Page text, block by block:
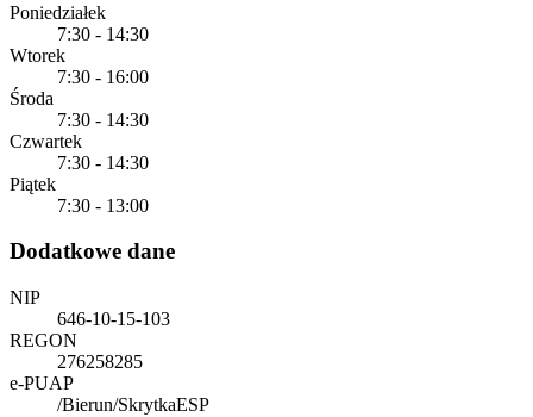
Poniedziałek
7:30 - 14:30
Wtorek
7:30 - 16:00
Środa
7:30 - 14:30
Czwartek
7:30 - 14:30
Piątek
7:30 - 13:00
Dodatkowe dane
NIP
646-10-15-103
REGON
276258285
e-PUAP
/Bierun/SkrytkaESP